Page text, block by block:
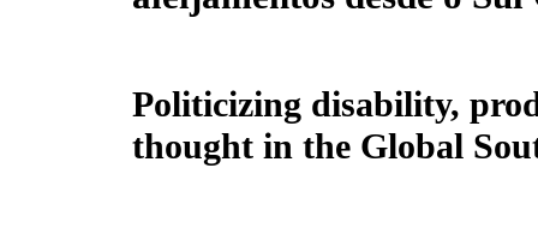
Politicizing disability,
thought in the Global